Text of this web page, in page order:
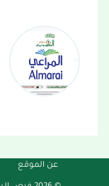
عن الموقع